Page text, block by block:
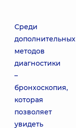
Среди
дополнительных
методов
диагностики
–
бронхоскопия,
которая
позволяет
увидеть